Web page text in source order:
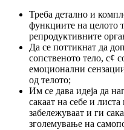
Треба детално и
функциите на целото
репродуктивните
Да се поттикнат да
сопственото тело, с¢
емоционални
од телото;
Им се дава идеја да
сакаат на себе и
забележуваат и ги
зголемување на